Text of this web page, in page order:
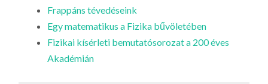
Frappáns tévedéseink
Egy matematikus a Fizika bűvöletében
Fizikai kísérleti bemutatósorozat a 200 éves
Akadémián